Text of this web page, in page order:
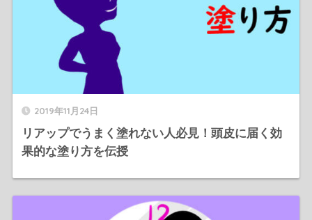
2019年11月24日
リアップでうまく塗れない人必見！頭皮に届く効
果的な塗り方を伝授